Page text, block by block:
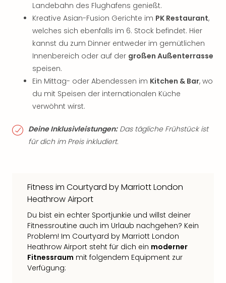
Landebahn des Flughafens genießt.
Kreative Asian-Fusion Gerichte im PK Restaurant,
welches sich ebenfalls im 6. Stock befindet. Hier
kannst du zum Dinner entweder im gemütlichen
Innenbereich oder auf der großen Außenterrasse
speisen.
Ein Mittag- oder Abendessen im Kitchen & Bar, wo
du mit Speisen der internationalen Küche
verwöhnt wirst.
Deine Inklusivleistungen:Das tägliche Frühstück ist
für dich im Preis inkludiert.
Fitness im Courtyard by Marriott London
Heathrow Airport
Du bist ein echter Sportjunkie und willst deiner
Fitnessroutine auch im Urlaub nachgehen? Kein
Problem! Im Courtyard by Marriott London
Heathrow Airport steht für dich ein moderner
Fitnessraum mit folgendem Equipment zur
Verfügung: